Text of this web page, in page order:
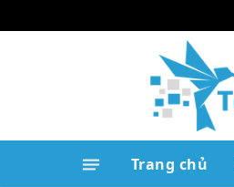
Trang chủ